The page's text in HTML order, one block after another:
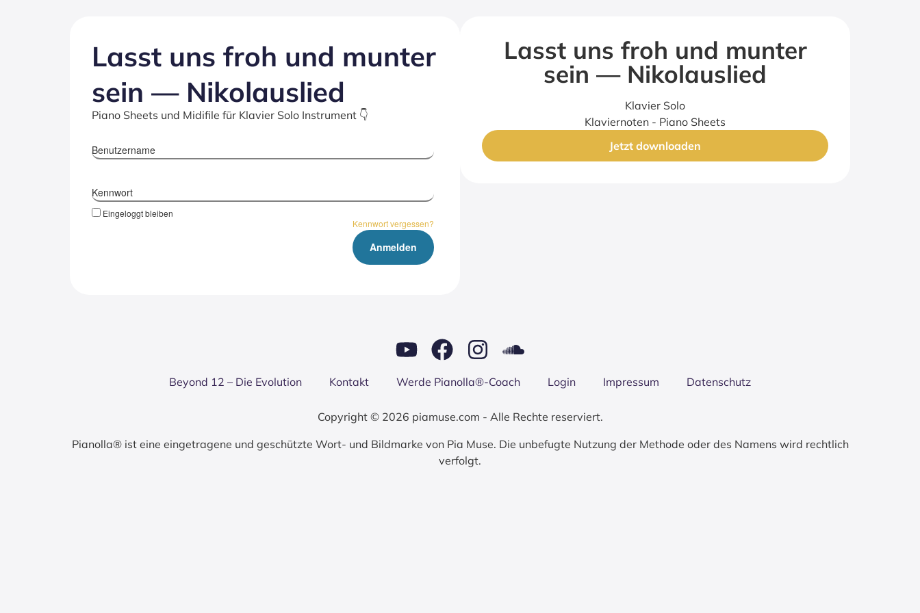
Lasst uns froh und mun­ter
sein — Niko­laus­lied
Piano Sheets und Midifile für Klavier Solo Instrument 👇
Benutzername
Kennwort
Eingeloggt bleiben
Kennwort vergessen?
Lasst uns froh und mun­ter
sein — Niko­laus­lied
Klavier Solo
Klaviernoten - Piano Sheets
Jetzt downloaden
Bey­ond 12 – Die Evo­lu­ti­on Kon­takt Wer­de Pianolla®-Coach Log­in Impres­sum Daten­schutz
Copyright © 2026 piamuse.com - Alle Rechte reserviert.
Pianolla® ist eine eingetragene und geschützte Wort- und Bildmarke von Pia Muse. Die unbefugte Nutzung der Methode oder des Namens wird rechtlich
verfolgt.